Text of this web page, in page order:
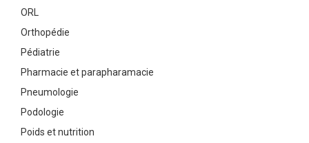
ORL
Orthopédie
Pédiatrie
Pharmacie et parapharamacie
Pneumologie
Podologie
Poids et nutrition